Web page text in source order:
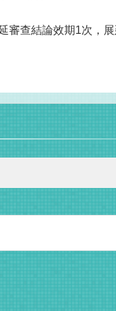
查結論效期1次，展